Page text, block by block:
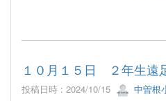
１０月１５日 ２年生遠
投稿日時 : 2024/10/15 中曽根